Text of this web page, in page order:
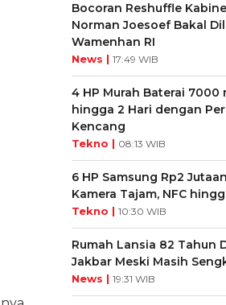
Bocoran Reshuffle
Norman Joesoef Bakal
Wamenhan RI
News | 17:49 WIB
4 HP Murah Baterai 7000
hingga 2 Hari dengan
Kencang
Tekno | 08:13 WIB
6 HP Samsung Rp2
Kamera Tajam, NFC
Tekno | 10:30 WIB
Rumah Lansia 82 Tahun
Jakbar Meski Masih
News | 19:31 WIB